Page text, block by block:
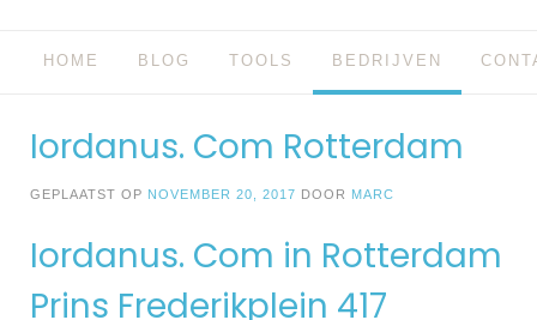
HOME BLOG TOOLS BEDRIJVEN
Iordanus. Com Rotterdam
GEPLAATST OP NOVEMBER 20, 2017 DOOR MARC
Iordanus. Com in Rotterdam
Prins Frederikplein 417